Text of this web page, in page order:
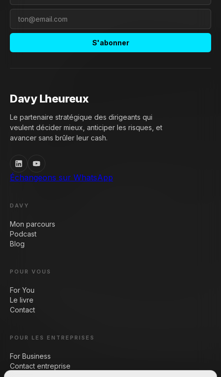
S'abonner
Davy Lheureux
Le partenaire stratégique des dirigeants qui
veulent décider mieux, anticiper les risques, et
avancer sans brûler leur cash.
Échangeons sur WhatsApp
DAVY
Mon parcours
Podcast
Blog
POUR VOUS
For You
Le livre
Contact
POUR LES ENTREPRISES
For Business
Contact entreprise